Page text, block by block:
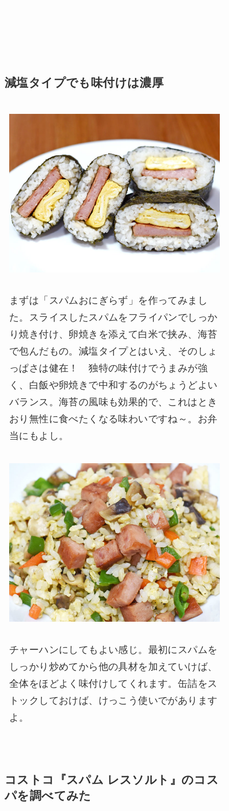
減塩タイプでも味付けは濃厚
まずは「スパムおにぎらず」を作ってみまし
た。スライスしたスパムをフライパンでしっか
り焼き付け、卵焼きを添えて白米で挟み、海苔
で包んだもの。減塩タイプとはいえ、そのしょ
っぱさは健在！ 独特の味付けでうまみが強
く、白飯や卵焼きで中和するのがちょうどよい
バランス。海苔の風味も効果的で、これはとき
おり無性に食べたくなる味わいですね～。お弁
当にもよし。
チャーハンにしてもよい感じ。最初にスパムを
しっかり炒めてから他の具材を加えていけば、
全体をほどよく味付けしてくれます。缶詰をス
トックしておけば、けっこう使いでがあります
よ。
コストコ『スパム レスソルト』のコス
パを調べてみた